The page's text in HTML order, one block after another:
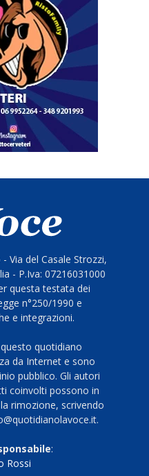
Via del Casale Strozzi,
- P.Iva: 07216031000
questa testata dei
n°250/1990 e
e integrazioni.
quotidiano
da Internet e sono
pubblico. Gli autori
coinvolti possono in
rimozione, scrivendo
:
Rossi